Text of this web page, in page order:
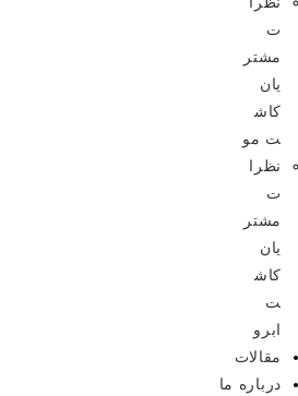
ت
مشتر
یان
کاش
ت مو
نظرا
ت
مشتر
یان
کاش
ت
ابرو
مقالات
درباره ما